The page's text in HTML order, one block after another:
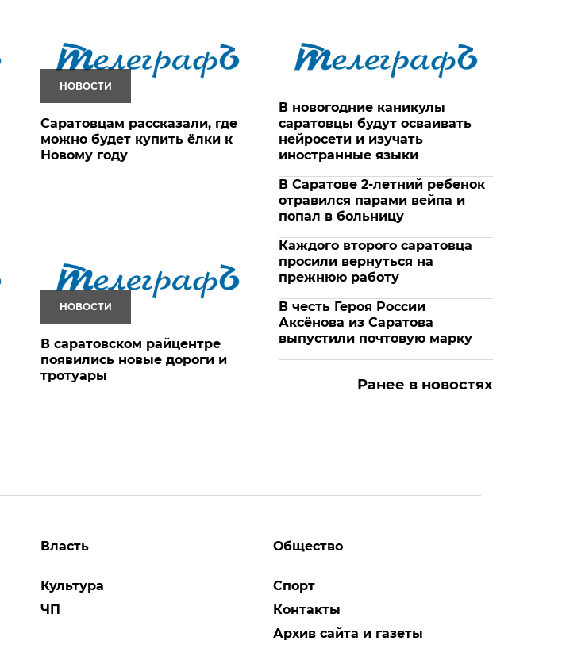
НОВОСТИ
Саратовцам рассказали, где
можно будет купить ёлки к
Новому году
НОВОСТИ
В саратовском райцентре
появились новые дороги и
тротуары
В новогодние каникулы
саратовцы будут осваивать
нейросети и изучать
иностранные языки
В Саратове 2-летний ребенок
отравился парами вейпа и
попал в больницу
Каждого второго саратовца
просили вернуться на
прежнюю работу
В честь Героя России
Аксёнова из Саратова
выпустили почтовую марку
Ранее в новостях
Власть
Культура
ЧП
Общество
Спорт
Контакты
Архив сайта и газеты